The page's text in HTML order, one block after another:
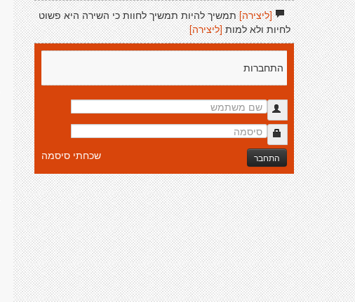
[ליצירה]תמשיך להיות תמשיך לחוות כי השירה היא פשוט
לחיות ולא למות[ליצירה]
התחברות
התחבר שכחתי סיסמה